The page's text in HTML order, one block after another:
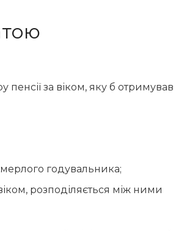
пенсії за віком, яку б отримував
годувальника;
розподіляється між ними